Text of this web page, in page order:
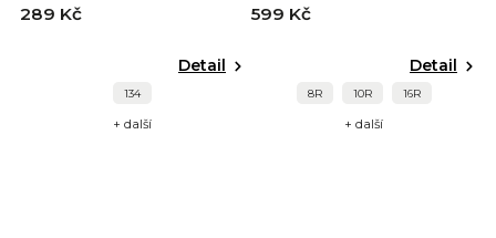
289 Kč
Detail
134
+ další
599 Kč
Detail
8R 10R 16R
+ další